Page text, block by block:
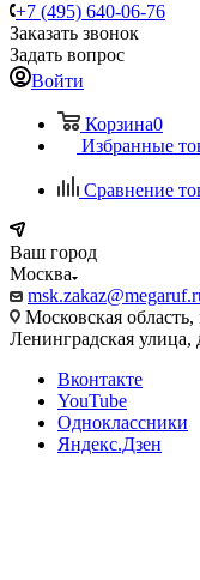
+7 (495) 640-06-76
Заказать звонок
Задать вопрос
Войти
Корзина0
Избранные
Сравнение
Ваш город
Москва
Московская
Ленинградская улица,
Вконтакте
YouTube
Одноклассники
Яндекс.Дзен